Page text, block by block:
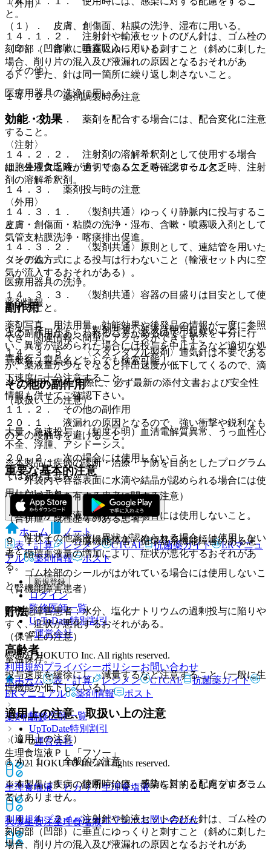
と。
１４．１．２． 注射針や輸液セットのびん針は、ゴム栓の
刻印部（凹部）に垂直にゆっくりと刺すこと（斜めに刺した
場合、削り片の混入及び液漏れの原因となるおそれがあ
る）、また、針は同一箇所に繰り返し刺さないこと。
１４．２． 薬剤調製時の注意
１４．２．１． 薬剤を配合する場合には、配合変化に注意
すること。
１４．２．２． 注射剤の溶解希釈剤として使用する場合
は、生理食塩液が適切であることを確認すること。
１４．３． 薬剤投与時の注意
１４．３．１． 〈製剤共通〉ゆっくり静脈内に投与するこ
と。
１４．３．２． 〈製剤共通〉原則として、連結管を用いた
タンデム方式による投与は行わないこと（輸液セット内に空
気が流入するおそれがある）。
１４．３．３． 〈製剤共通〉容器の目盛りは目安として使
用すること。
１４．３．４． 〈製剤共通〉残液は使用しないこと。
１４．３．５． 〈スタンダブル製剤〉通気針は不要である
が、薬液量が少なくなると排出速度が低下してくるので、滴
下速度に十分注意すること。
（取扱い上の注意）
２０．１． 液漏れの原因となるので、強い衝撃や鋭利なも
のとの接触等を避けること。
２０．２． 次の場合には使用しないこと。
・ 外袋内や容器表面に水滴や結晶が認められる場合には使
用しないこと。
・ 容器から薬液が漏れている場合には使用しないこと。
・ 性状その他薬液に異状が認められる場合には使用しない
こと。
・ ゴム栓部のシールがはがれている場合には使用しないこ
と。
貯法
（保管上の注意）
室温保存。
ホーム
薬剤情報
生理食塩液ＰＬ「フソー」
生理食塩液「ヒカリ」生理食塩液
大塚生食注生理食塩液
〈外用〉
（１）． 皮膚、創傷面、粘膜の洗浄、湿布に用いる。
（２）． 含嗽、噴霧吸入に用いる。
〈その他〉
医療用器具の洗浄に用いる。
効能・効果
〈注射〉
細胞外液欠乏時、ナトリウム欠乏時、クロール欠乏時、注射
剤の溶解希釈剤。
〈外用〉
皮膚・創傷面・粘膜の洗浄・湿布、含嗽・噴霧吸入剤として
気管支粘膜洗浄・喀痰排出促進。
〈その他〉
医療用器具の洗浄。
副作用
次の副作用があらわれることがあるので、観察を十分に行
い、異常が認められた場合には投与を中止するなど適切な処
置を行うこと。
その他の副作用
１１．２． その他の副作用
大量・急速投与：（頻度不明）血清電解質異常、うっ血性心
不全、浮腫、アシドーシス。
重要な基本的注意
（特定の背景を有する患者に関する注意）
（合併症・既往歴等のある患者）
９．１．１． 心臓機能障害、循環器系機能障害のある患
者：循環血液量の増加により、症状が悪化するおそれがあ
る。
（腎機能障害患者）
腎機能障害患者：水分、塩化ナトリウムの過剰投与に陥りや
すく、症状が悪化するおそれがある。
高齢者
投与速度を緩徐にし、減量するなど注意すること（一般に生
理機能が低下している）。
適用上の注意、取扱い上の注意
（適用上の注意）
１４．１． 全般的な注意
１４．１．１． 使用時には、感染に対する配慮をするこ
と。
１４．１．２． 注射針や輸液セットのびん針は、ゴム栓の
刻印部（凹部）に垂直にゆっくりと刺すこと（斜めに刺した
場合、削り片の混入及び液漏れの原因となるおそれがあ
薬剤情報
薬剤写真、用法用量、効能効果や後発品の情報が一度に参照
でき、関連情報へ簡単にアクセスができます。
一般名、製品名どちらでも検索可能！
※ ご使用いただく際に、必ず最新の添付文書および安全性
情報も併せてご確認下さい。
※本製品は疾病の診断・治療・予防を目的としたプログラム
ではありません。
ホーム
ノート
表・計算
レジメン CTCAE 抗菌薬ガイド
ERマニュ
アル
薬剤情報 ポスト
新規登録
ログイン
監修医師一覧
UpToDate特別割引
運営会社
© 2021 HOKUTO Inc. All rights reserved.
利用規約プライバシーポリシーお問い合わせ
ホーム
表・計算 レジメン CTCAE
抗菌薬ガイド
ERマニュアル
薬剤情報 ポスト
監修医師一覧
UpToDate特別割引
運営会社
© 2021 HOKUTO Inc. All rights reserved.
※本製品は疾病の診断・治療・予防を目的としたプログラム
ではありません。
利用規約プライバシーポリシーお問い合わせ